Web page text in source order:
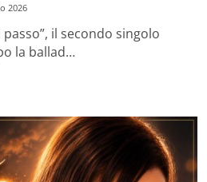
2026
il secondo singolo
la ballad…